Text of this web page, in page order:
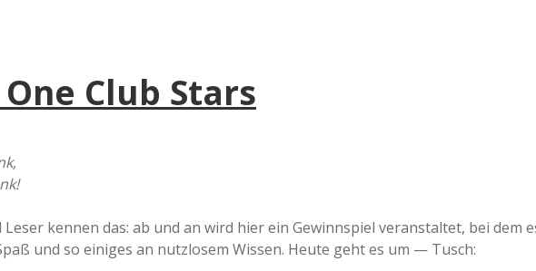
n
r
Club Stars
kennen das: ab und an wird hier ein Gewinnspiel veranstaltet, bei dem
und so einiges an nutzlosem Wissen. Heute geht es um — Tusch: